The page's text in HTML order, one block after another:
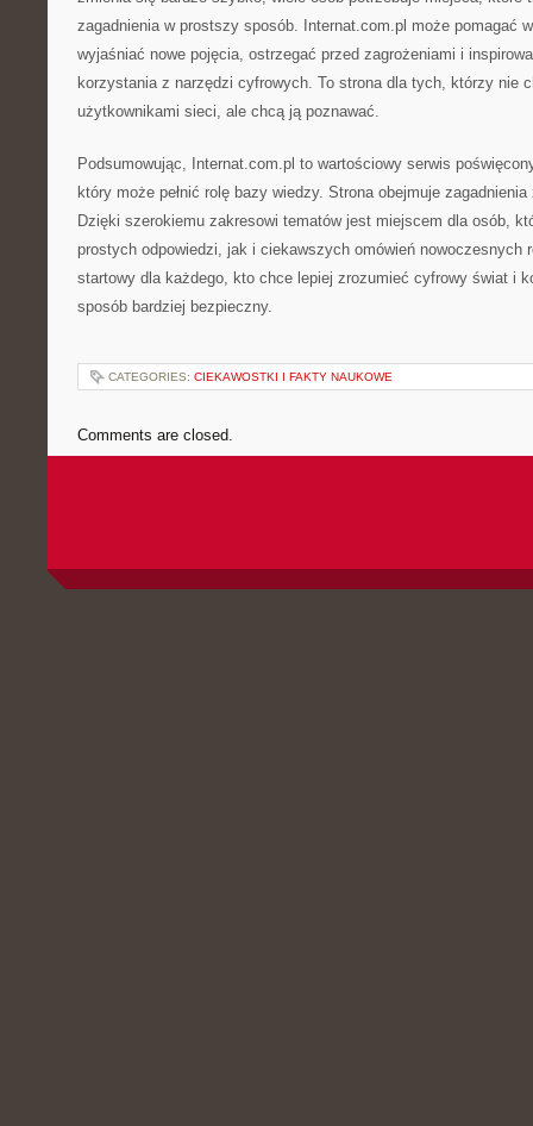
zagadnienia w prostszy sposób. Internat.com.pl może pomagać
wyjaśniać nowe pojęcia, ostrzegać przed zagrożeniami i
korzystania z narzędzi cyfrowych. To strona dla tych, którzy nie
użytkownikami sieci, ale chcą ją poznawać.
Podsumowując, Internat.com.pl to wartościowy serwis
który może pełnić rolę bazy wiedzy. Strona obejmuje
Dzięki szerokiemu zakresowi tematów jest miejscem dla osób,
prostych odpowiedzi, jak i ciekawszych omówień nowoczesnych
startowy dla każdego, kto chce lepiej zrozumieć cyfrowy świat i
sposób bardziej bezpieczny.
CATEGORIES: CIEKAWOSTKI I FAKTY NAUKOWE
Comments are closed.